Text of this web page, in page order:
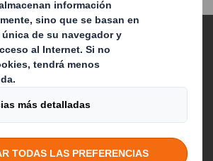
para un mundo
vemos la
el embalaje juegue un
en el mundo que nos